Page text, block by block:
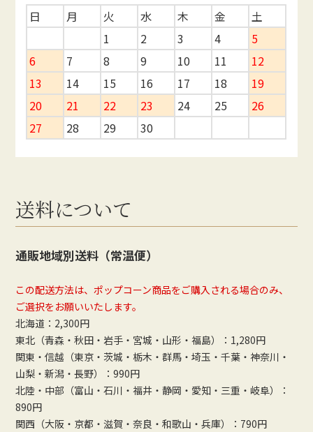
日 月 火 水 木 金
土
1
2 3 4
5
6
7 8 9 10 11
12
13
14 15 16 17 18
19
20
21 22 23 24 25
26
27
28 29 30
送料について
通販地域別送料（常温便）
この配送方法は、ポップコーン商品をご購入される場合のみ、
ご選択をお願いいたします。
北海道：2,300円
東北（青森・秋田・岩手・宮城・山形・福島）：1,280円
関東・信越（東京・茨城・栃木・群馬・埼玉・千葉・神奈川・
山梨・新潟・長野）：990円
北陸・中部（富山・石川・福井・静岡・愛知・三重・岐阜）：
890円
関西（大阪・京都・滋賀・奈良・和歌山・兵庫）：790円